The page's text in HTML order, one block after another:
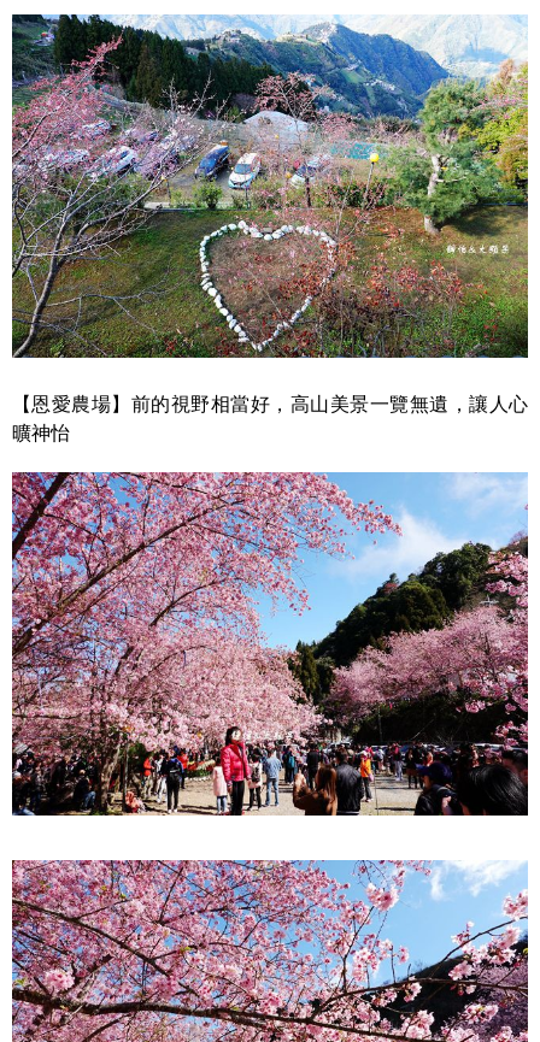
【恩愛農場】前的視野相當好，高山美景一覽無遺，讓人心
曠神怡